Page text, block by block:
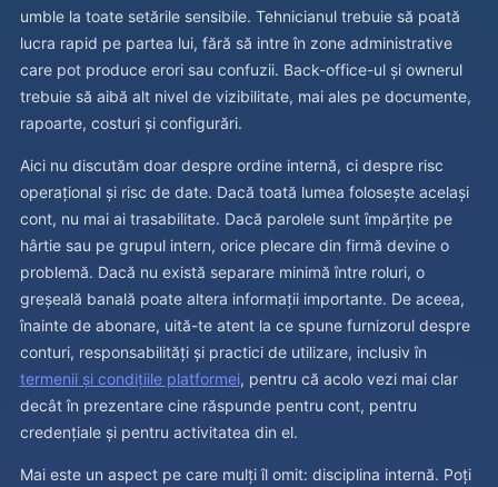
umble la toate setările sensibile. Tehnicianul trebuie să poată
lucra rapid pe partea lui, fără să intre în zone administrative
care pot produce erori sau confuzii. Back-office-ul și ownerul
trebuie să aibă alt nivel de vizibilitate, mai ales pe documente,
rapoarte, costuri și configurări.
Aici nu discutăm doar despre ordine internă, ci despre risc
operațional și risc de date. Dacă toată lumea folosește același
cont, nu mai ai trasabilitate. Dacă parolele sunt împărțite pe
hârtie sau pe grupul intern, orice plecare din firmă devine o
problemă. Dacă nu există separare minimă între roluri, o
greșeală banală poate altera informații importante. De aceea,
înainte de abonare, uită-te atent la ce spune furnizorul despre
conturi, responsabilități și practici de utilizare, inclusiv în
termenii și condițiile platformei, pentru că acolo vezi mai clar
decât în prezentare cine răspunde pentru cont, pentru
credențiale și pentru activitatea din el.
Mai este un aspect pe care mulți îl omit: disciplina internă. Poți